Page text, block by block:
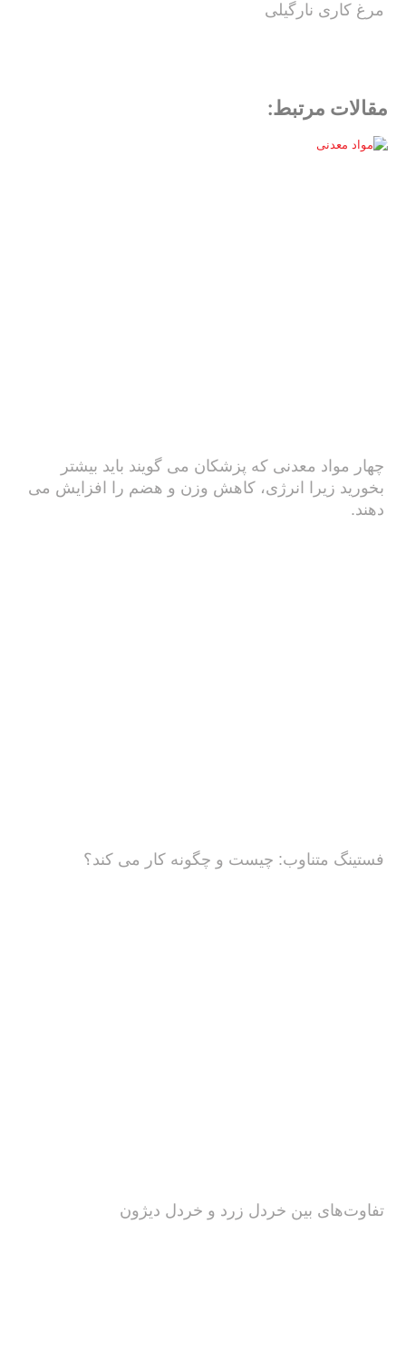
مرغ کاری نارگیلی
مقالات مرتبط:
چهار مواد معدنی که پزشکان می گویند باید بیشتر
بخورید زیرا انرژی، کاهش وزن و هضم را افزایش می
دهند.
فستینگ متناوب: چیست و چگونه کار می کند؟
تفاوت‌های بین خردل زرد و خردل دیژون